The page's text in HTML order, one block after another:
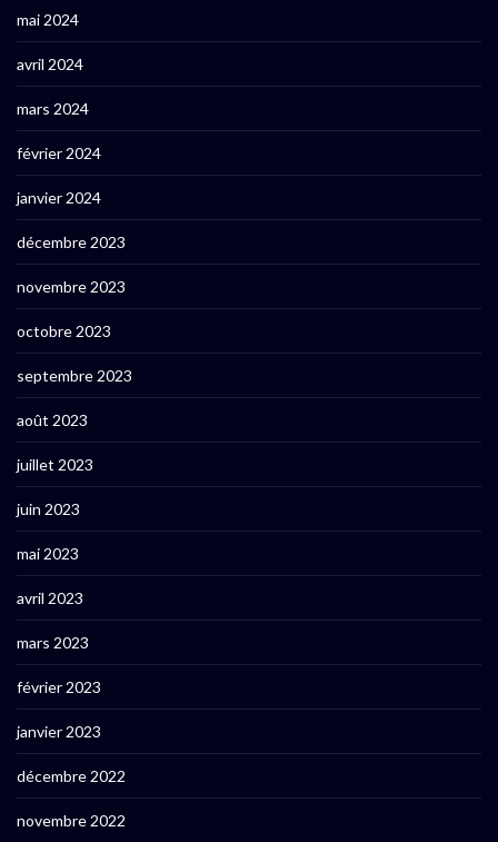
mai 2024
avril 2024
mars 2024
février 2024
janvier 2024
décembre 2023
novembre 2023
octobre 2023
septembre 2023
août 2023
juillet 2023
juin 2023
mai 2023
avril 2023
mars 2023
février 2023
janvier 2023
décembre 2022
novembre 2022